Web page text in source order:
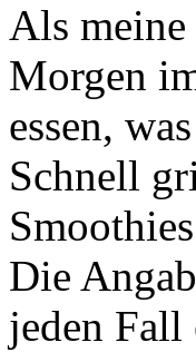
Als
Morgen
essen,
Schnell
Die
jeden Fall